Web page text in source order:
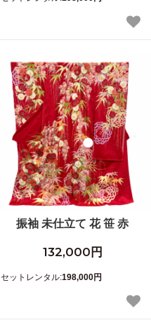
振袖 未仕立て 花 笹 赤
132,000円
セットレンタル:198,000円